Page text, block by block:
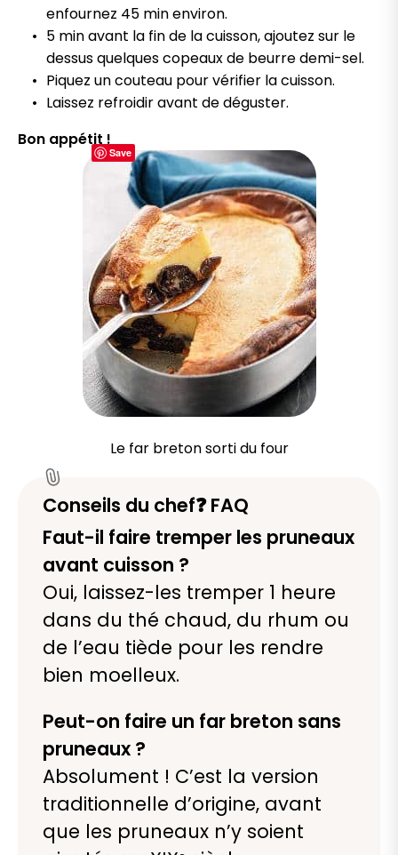
enfournez 45 min environ.
5 min avant la fin de la cuisson, ajoutez sur le
dessus quelques copeaux de beurre demi-sel.
Piquez un couteau pour vérifier la cuisson.
Laissez refroidir avant de déguster.
Bon appétit !
Le far breton sorti du four
Conseils du chef❓ FAQ
Faut-il faire tremper les pruneaux
avant cuisson ?
Oui, laissez-les tremper 1 heure
dans du thé chaud, du rhum ou
de l’eau tiède pour les rendre
bien moelleux.
Peut-on faire un far breton sans
pruneaux ?
Absolument ! C’est la version
traditionnelle d’origine, avant
que les pruneaux n’y soient
Save